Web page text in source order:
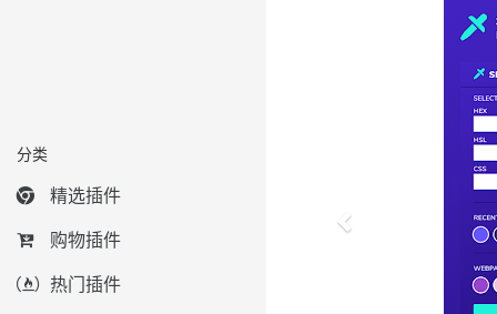
分类
精选插件
购物插件
热门插件